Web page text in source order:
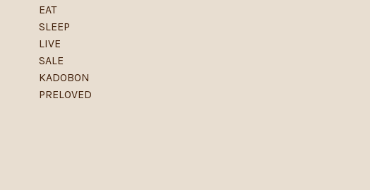
EAT
SLEEP
LIVE
SALE
KADOBON
PRELOVED